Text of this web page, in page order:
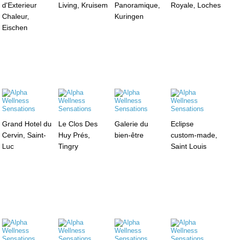
d'Exterieur
Chaleur,
Eischen
Living, Kruisem
Panoramique,
Kuringen
Royale, Loches
Grand Hotel du
Cervin, Saint-
Luc
Le Clos Des
Huy Prés,
Tingry
Galerie du
bien-être
Eclipse
custom-made,
Saint Louis